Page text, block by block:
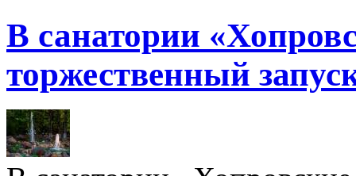
В санатории
торжественный